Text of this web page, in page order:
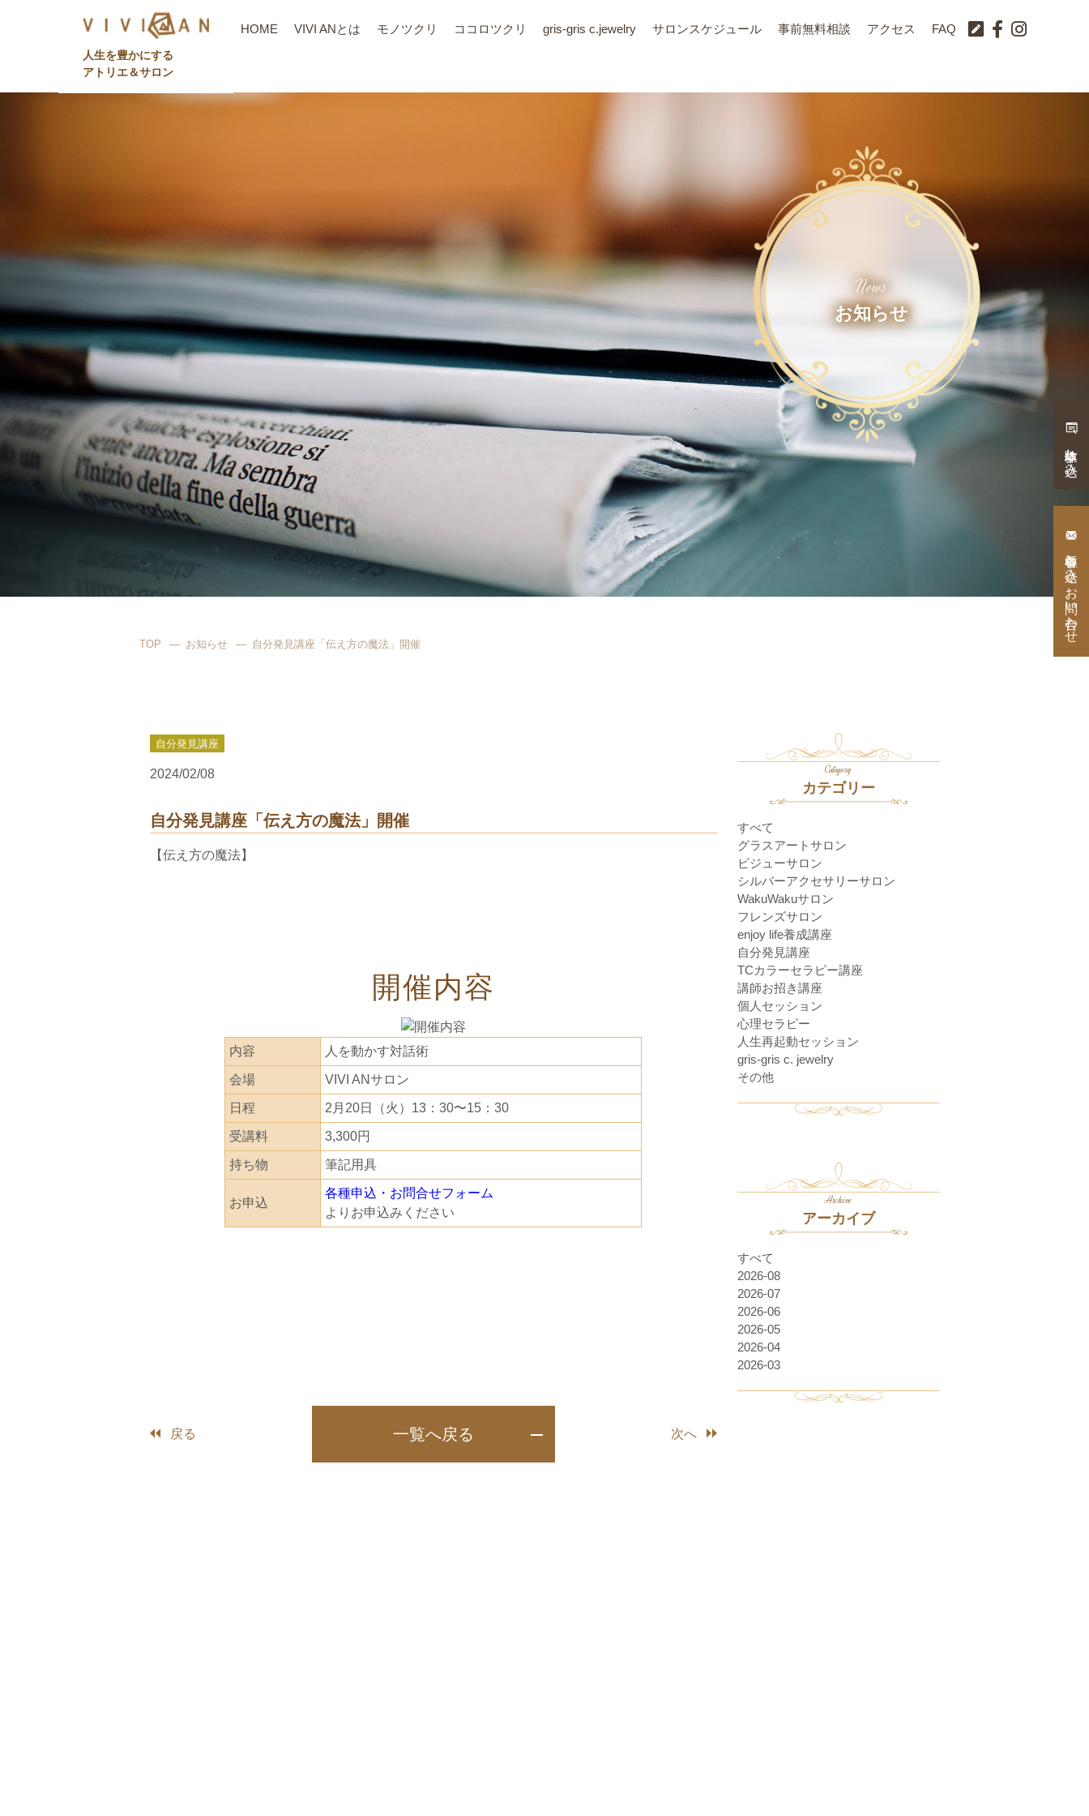
⼈⽣を豊かにする
アトリエ＆サロン
HOME VIVI ANとは モノツクリ ココロツクリ gris-gris c.jewelry サロンスケジュール 事前無料相談 アクセス FAQ
News
お知らせ
TOP お知らせ 自分発見講座「伝え方の魔法」開催
自分発見講座
2024/02/08
自分発見講座「伝え方の魔法」開催
【伝え方の魔法】
開催内容
内容 人を動かす対話術
会場 VIVI ANサロン
日程 2月20日（火）13：30〜15：30
受講料 3,300円
持ち物 筆記用具
お申込
各種申込・お問合せフォーム
よりお申込みください
戻る 一覧へ戻る 次へ
Category
カテゴリー
すべて
グラスアートサロン
ビジューサロン
シルバーアクセサリーサロン
WakuWakuサロン
フレンズサロン
enjoy life養成講座
自分発見講座
TCカラーセラピー講座
講師お招き講座
個人セッション
心理セラピー
人生再起動セッション
gris-gris c. jewelry
その他
Archive
アーカイブ
すべて
2026-08
2026-07
2026-06
2026-05
2026-04
2026-03
体験申し込み
各種申し込み・
お問い合わせ